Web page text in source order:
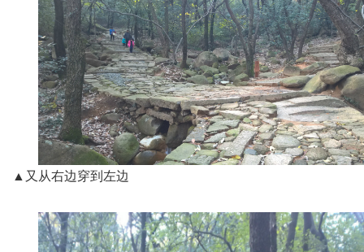
▲又从右边穿到左边